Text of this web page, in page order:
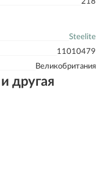
Steelite
11010479
Великобритания
другая